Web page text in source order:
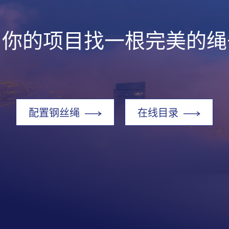
的项目找一根完美的
配置钢丝绳 在线目录